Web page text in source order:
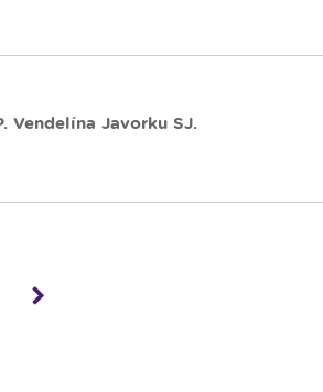
Vendelína Javorku SJ.